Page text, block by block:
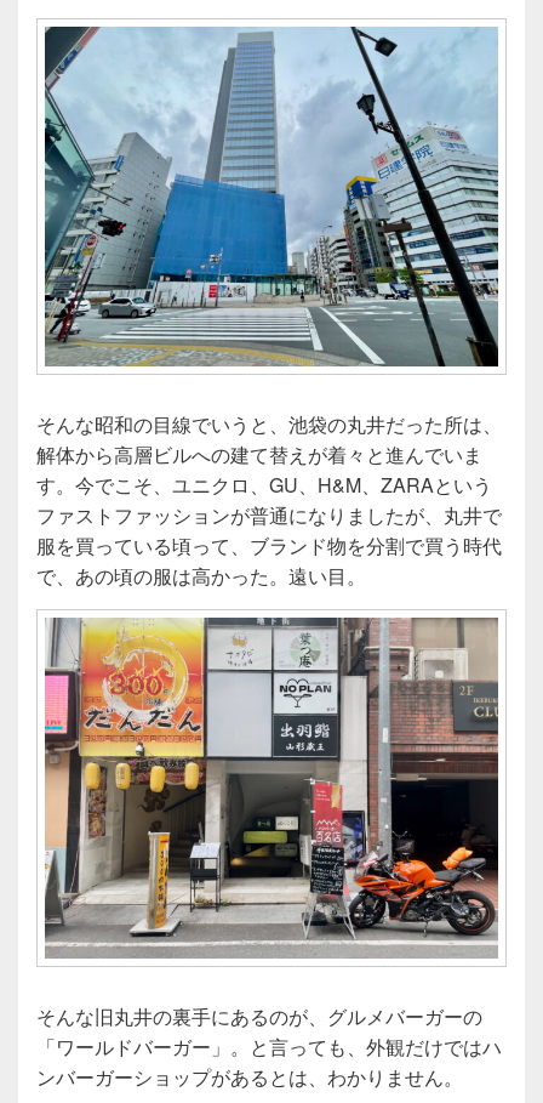
そんな昭和の目線でいうと、池袋の丸井だった所は、
解体から高層ビルへの建て替えが着々と進んでいま
す。今でこそ、ユニクロ、GU、H&M、ZARAという
ファストファッションが普通になりましたが、丸井で
服を買っている頃って、ブランド物を分割で買う時代
で、あの頃の服は高かった。遠い目。
そんな旧丸井の裏手にあるのが、グルメバーガーの
「ワールドバーガー」。と言っても、外観だけではハ
ンバーガーショップがあるとは、わかりません。